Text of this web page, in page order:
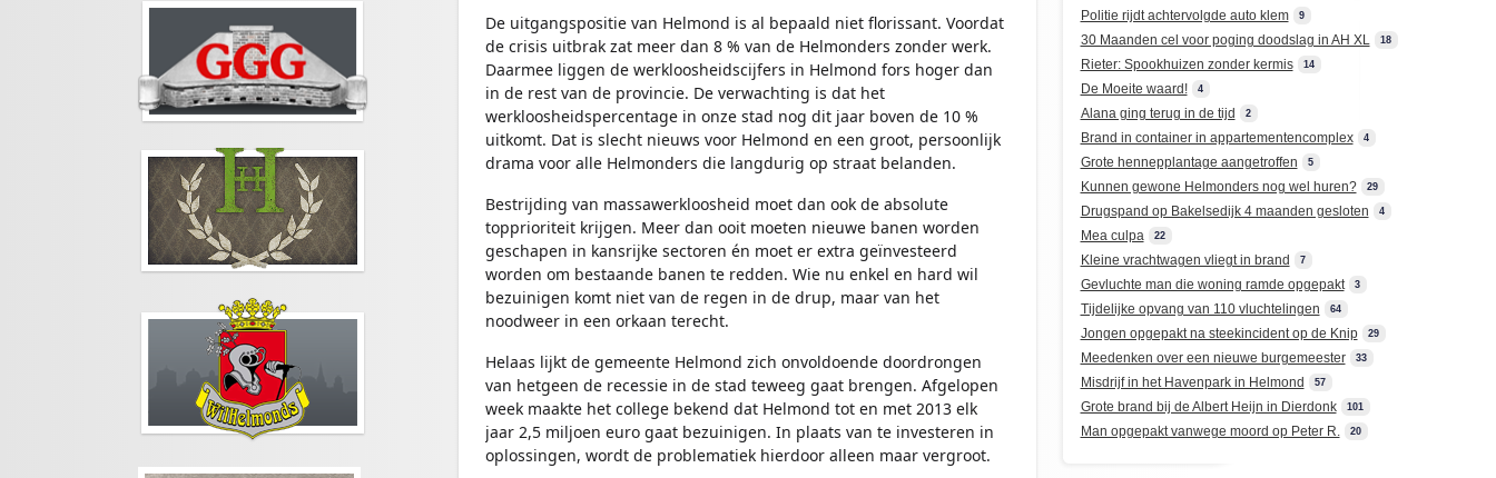
De uitgangspositie van Helmond is al bepaald niet florissant. Voordat
de crisis uitbrak zat meer dan 8 % van de Helmonders zonder werk.
Daarmee liggen de werkloosheidscijfers in Helmond fors hoger dan
in de rest van de provincie. De verwachting is dat het
werkloosheidspercentage in onze stad nog dit jaar boven de 10 %
uitkomt. Dat is slecht nieuws voor Helmond en een groot, persoonlijk
drama voor alle Helmonders die langdurig op straat belanden.
Bestrijding van massawerkloosheid moet dan ook de absolute
topprioriteit krijgen. Meer dan ooit moeten nieuwe banen worden
geschapen in kansrijke sectoren én moet er extra geïnvesteerd
worden om bestaande banen te redden. Wie nu enkel en hard wil
bezuinigen komt niet van de regen in de drup, maar van het
noodweer in een orkaan terecht.
Helaas lijkt de gemeente Helmond zich onvoldoende doordrongen
van hetgeen de recessie in de stad teweeg gaat brengen. Afgelopen
week maakte het college bekend dat Helmond tot en met 2013 elk
jaar 2,5 miljoen euro gaat bezuinigen. In plaats van te investeren in
oplossingen, wordt de problematiek hierdoor alleen maar vergroot.
Politie rijdt achtervolgde auto klem 9
30 Maanden cel voor poging doodslag in AH XL 18
Rieter: Spookhuizen zonder kermis 14
De Moeite waard! 4
Alana ging terug in de tijd 2
Brand in container in appartementencomplex 4
Grote hennepplantage aangetroffen 5
Kunnen gewone Helmonders nog wel huren? 29
Drugspand op Bakelsedijk 4 maanden gesloten 4
Mea culpa 22
Kleine vrachtwagen vliegt in brand 7
Gevluchte man die woning ramde opgepakt 3
Tijdelijke opvang van 110 vluchtelingen 64
Jongen opgepakt na steekincident op de Knip 29
Meedenken over een nieuwe burgemeester 33
Misdrijf in het Havenpark in Helmond 57
Grote brand bij de Albert Heijn in Dierdonk 101
Man opgepakt vanwege moord op Peter R. 20